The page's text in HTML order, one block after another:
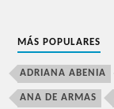
MÁS POPULARES
ADRIANA ABENIA
ANA DE ARMAS